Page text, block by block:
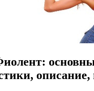
описание,